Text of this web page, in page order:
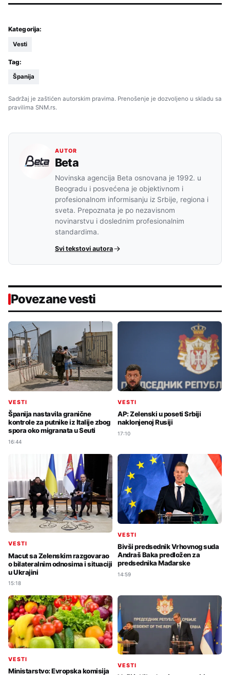
Kategorija:
Vesti
Tag:
Španija
Sadržaj je zaštićen autorskim pravima. Prenošenje je dozvoljeno u skladu sa
pravilima SNM.rs.
AUTOR
Beta
Novinska agencija Beta osnovana je 1992. u
Beogradu i posvećena je objektivnom i
profesionalnom informisanju iz Srbije, regiona i
sveta. Prepoznata je po nezavisnom
novinarstvu i doslednim profesionalnim
standardima.
Svi tekstovi autora
Povezane vesti
VESTI
Španija nastavila granične
kontrole za putnike iz Italije zbog
spora oko migranata u Seuti
16:44
VESTI
AP: Zelenski u poseti Srbiji
naklonjenoj Rusiji
17:10
VESTI
Macut sa Zelenskim razgovarao
o bilateralnim odnosima i situaciji
u Ukrajini
15:18
VESTI
Bivši predsednik Vrhovnog suda
Andraš Baka predložen za
predsednika Mađarske
14:59
VESTI
Ministarstvo: Evropska komisija
VESTI